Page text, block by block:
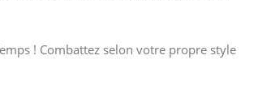
! Combattez selon votre propre style